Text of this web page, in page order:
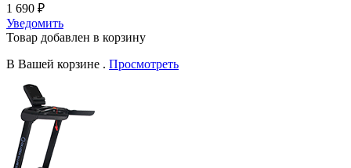
1 690 ₽
Уведомить
Товар добавлен в корзину
В Вашей корзине . Просмотреть